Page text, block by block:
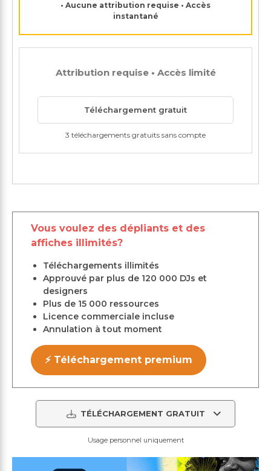
• Aucune attribution requise • Accès
instantané
Attribution requise • Accès limité
Téléchargement gratuit
3 téléchargements gratuits sans compte
Vous voulez des dépliants et des
affiches illimités?
Téléchargements illimités
Approuvé par plus de 120 000 DJs et
designers
Plus de 15 000 ressources
Licence commerciale incluse
Annulation à tout moment
⚡ Téléchargement premium
TÉLÉCHARGEMENT GRATUIT
Usage personnel uniquement